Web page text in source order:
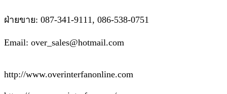
ฝ่ายขาย: 087-341-9111, 086-538-0751
Email: over_sales@hotmail.com
http://www.overinterfanonline.com